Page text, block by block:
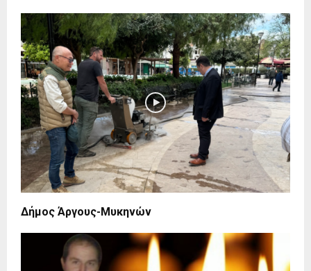
Δήμος Άργους-Μυκηνών